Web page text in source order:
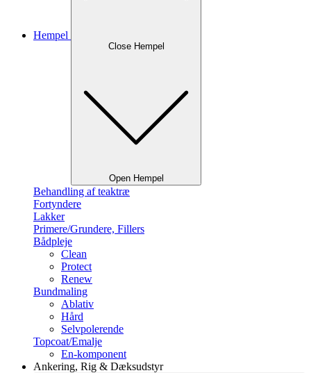
Hempel
Close Hempel
Open Hempel
Behandling af teaktræ
Fortyndere
Lakker
Primere/Grundere, Fillers
Bådpleje
Clean
Protect
Renew
Bundmaling
Ablativ
Hård
Selvpolerende
Topcoat/Emalje
En-komponent
Ankering, Rig & Dæksudstyr